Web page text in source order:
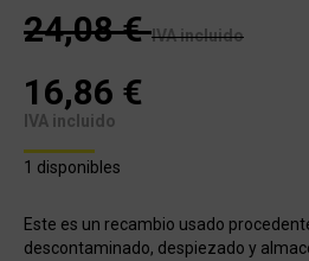
24,08€ IVA incluido
16,86 €
IVA incluido
1 disponibles
Este es un recambio usado
descontaminado, despiezado y